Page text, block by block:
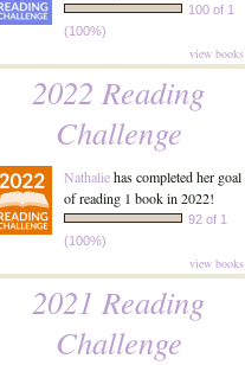
100 of 1
(100%)
view books
2022 Reading
Challenge
Nathaliehas completed her goal
of reading 1 book in 2022!
92 of 1
(100%)
view books
2021 Reading
Challenge